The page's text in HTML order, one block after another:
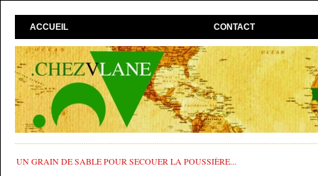
ACCUEIL CONTACT
UN GRAIN DE SABLE POUR SECOUER LA POUSSIÈRE...